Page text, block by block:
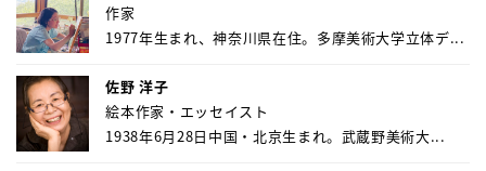
作家
1977年生まれ、神奈川県在住。多摩美術大学立体デ...
佐野 洋子
絵本作家・エッセイスト
1938年6月28日中国・北京生まれ。武蔵野美術大...